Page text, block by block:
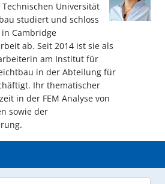
Universität
studiert und schloss
Cambridge
ab. Seit 2014 ist sie als
am Institut für
in der Abteilung für
Ihr thematischer
in der FEM Analyse von
sowie der